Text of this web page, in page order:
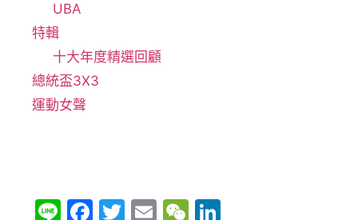
UBA
特輯
十大年度精選回顧
總統盃3X3
運動女聲
Li F
T
E
W